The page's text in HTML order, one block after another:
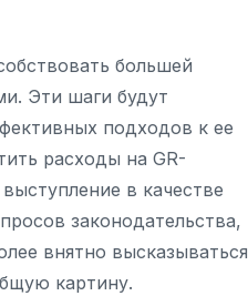
большей
Эти шаги будут
подходов к ее
расходы на GR-
в качестве
законодательства,
внятно высказываться
картину.